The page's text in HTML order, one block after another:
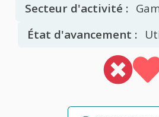
Secteur d'activité :
État d'avancement :